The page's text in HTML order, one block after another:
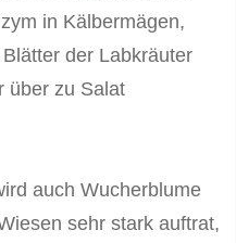
in Kälbermägen,
der Labkräuter
über zu Salat
auch Wucherblume
sehr stark auftrat,